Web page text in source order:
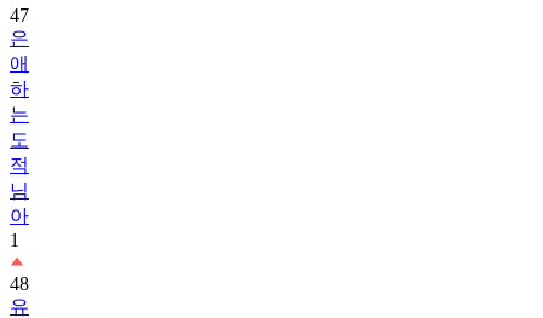
47
은
애
하
는
도
적
님
아
1
48
유